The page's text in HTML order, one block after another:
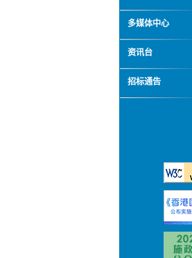
多媒体中心
资讯台
招标通告